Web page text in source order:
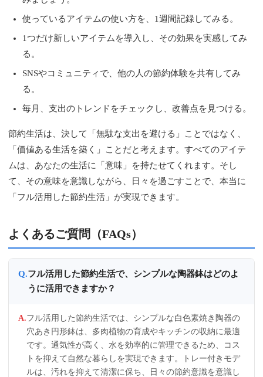
使っているアイテムの使い方を、1週間記録してみる。
1つだけ新しいアイテムを導入し、その効果を実感してみ
る。
SNSやコミュニティで、他の人の節約体験を共有してみ
る。
毎月、支出のトレンドをチェックし、改善点を見つける。
節約生活は、決して「無駄な支出を避ける」ことではなく、
「価値ある生活を築く」ことだと考えます。すべてのアイテ
ムは、あなたの生活に「意味」を持たせてくれます。そし
て、その意味を意識しながら、日々を過ごすことで、本当に
「フル活用した節約生活」が実現できます。
よくあるご質問（FAQs）
フル活用した節約生活で、シンプルな陶器鉢はどのよ
うに活用できますか？
フル活用した節約生活では、シンプルな白色素焼き陶器の
穴あき円形鉢は、多肉植物の育成やキッチンの収納に最適
です。通気性が高く、水を効率的に管理できるため、コス
トを抑えて自然な暮らしを実現できます。トレー付きモデ
ルは、汚れを抑えて清潔に保ち、日々の節約意識を意識し